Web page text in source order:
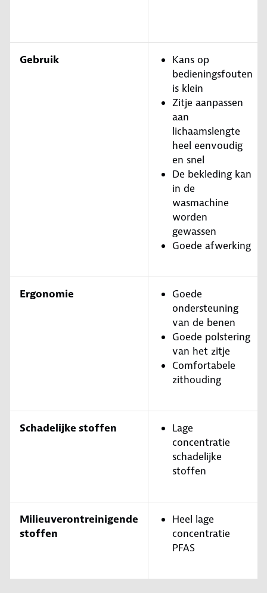
Gebruik
Kans op
bedieningsfouten
is klein
Zitje aanpassen
aan
lichaamslengte
heel eenvoudig
en snel
De bekleding kan
in de
wasmachine
worden
gewassen
Goede afwerking
Ergonomie
Goede
ondersteuning
van de benen
Goede polstering
van het zitje
Comfortabele
zithouding
Schadelijke stoffen
Lage
concentratie
schadelijke
stoffen
Milieuverontreinigende
stoffen
Heel lage
concentratie
PFAS